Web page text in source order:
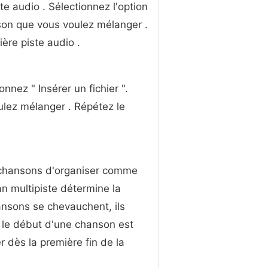
audio . Sélectionnez l'option
que vous voulez mélanger .
piste audio .
" Insérer un fichier ".
mélanger . Répétez le
d'organiser comme
multipiste détermine la
se chevauchent, ils
début d'une chanson est
dès la première fin de la